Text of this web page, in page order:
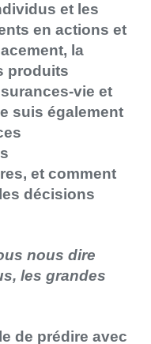
et les
en actions et
la
produits
vie et
suis également
et comment
décisions
nous dire
les grandes
de prédire avec